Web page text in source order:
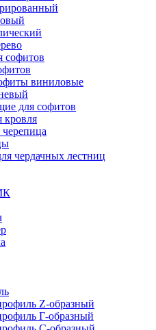
софитов
виниловые
для софитов
кровля
чердачных лестниц
Z-образный
Г-образный